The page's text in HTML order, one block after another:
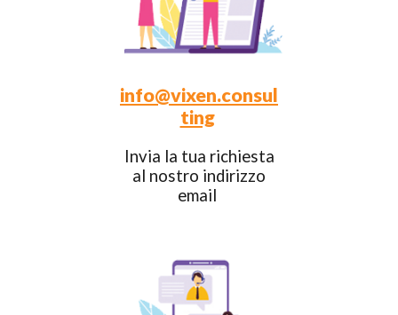
info@vixen.consul
ting
Invia la tua richiesta
al nostro indirizzo
email